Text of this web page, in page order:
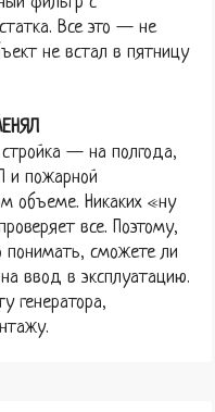
Все это — не
не встал в пятницу
— на полгода,
и пожарной
объеме. Никаких «ну
все. Поэтому,
понимать, сможете ли
ввод в эксплуатацию.
генератора,